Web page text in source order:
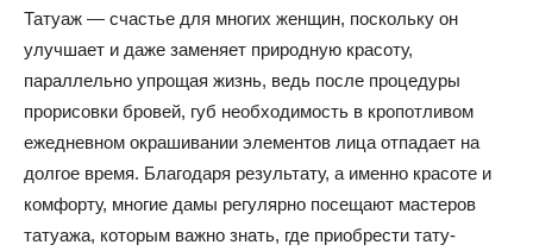
Татуаж — счастье для многих женщин, поскольку он
улучшает и даже заменяет природную красоту,
параллельно упрощая жизнь, ведь после процедуры
прорисовки бровей, губ необходимость в кропотливом
ежедневном окрашивании элементов лица отпадает на
долгое время. Благодаря результату, а именно красоте и
комфорту, многие дамы регулярно посещают мастеров
татуажа, которым важно знать, где приобрести тату-